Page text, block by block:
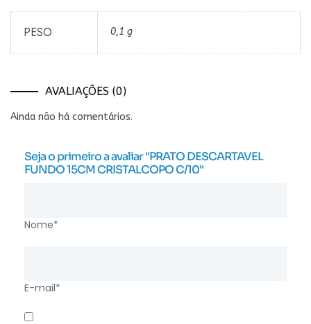
PESO 0,1 g
AVALIAÇÕES (0)
Ainda não há comentários.
Seja o primeiro a avaliar "PRATO DESCARTAVEL
FUNDO 15CM CRISTALCOPO C/10"
Nome*
E-mail*